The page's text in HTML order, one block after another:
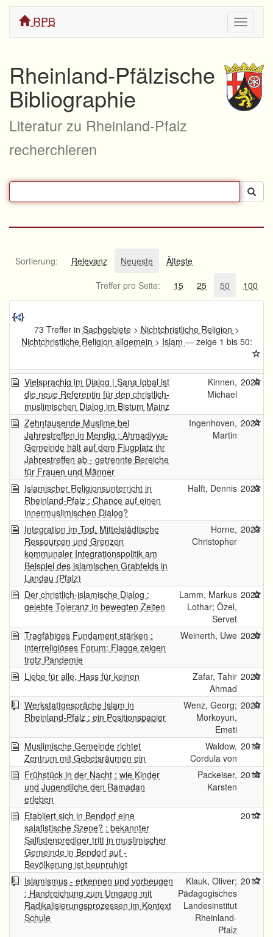
ein/
RPB
Rheinland-Pfälzische
Bibliographie
Literatur zu Rheinland-Pfalz
recherchieren
Sortierung: Relevanz Neueste
Älteste
Treffer pro Seite:
15 25 50 100
73 Treffer in Sachgebiete> Nichtchristliche Religion >
Nichtchristliche Religion allgemein > Islam — zeige 1 bis 50:
Vielsprachig im Dialog | Sana Iqbal ist
die neue Referentin für den christlich-
muslimischen Dialog im Bistum Mainz
Kinnen,
Michael
2026
Zehntausende Muslime bei
Jahrestreffen in Mendig : Ahmadiyya-
Gemeinde hält auf dem Flugplatz ihr
Jahrestreffen ab - getrennte Bereiche
für Frauen und Männer
Ingenhoven,
Martin
2024
Islamischer Religionsunterricht in
Rheinland-Pfalz : Chance auf einen
innermuslimischen Dialog?
Halft, Dennis 2023
Integration im Tod. Mittelstädtische
Ressourcen und Grenzen
kommunaler Integrationspolitik am
Beispiel des islamischen Grabfelds in
Landau (Pfalz)
Horne,
Christopher
2023
Der christlich-islamische Dialog :
gelebte Toleranz in bewegten Zeiten
Lamm, Markus
Lothar; Özel,
Servet
2022
Tragfähiges Fundament stärken :
interreligiöses Forum: Flagge zeigen
trotz Pandemie
Weinerth, Uwe 2020
Liebe für alle, Hass für keinen
Zafar, Tahir
Ahmad
2020
Werkstattgespräche Islam in
Rheinland-Pfalz : ein Positionspapier
Wenz, Georg;
Morkoyun,
Emeti
2020
Muslimische Gemeinde richtet
Zentrum mit Gebetsräumen ein
Waldow,
Cordula von
2019
Frühstück in der Nacht : wie Kinder
und Jugendliche den Ramadan
erleben
Packeiser,
Karsten
2018
Etabliert sich in Bendorf eine
salafistische Szene? : bekannter
Salfistenprediger tritt in muslimischer
Gemeinde in Bendorf auf -
Bevölkerung ist beunruhigt
2017
Islamismus - erkennen und vorbeugen
: Handreichung zum Umgang mit
Radikalisierungsprozessen im Kontext
Schule
Klauk, Oliver;
Pädagogisches
Landesinstitut
Rheinland-
Pfalz
2017